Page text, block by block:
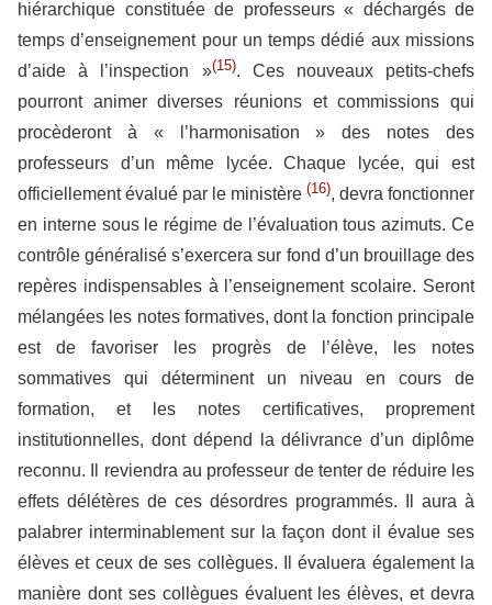
hiérarchique constituée de professeurs « déchargés de
temps d’enseignement pour un temps dédié aux missions
d’aide à l’inspection »(15). Ces nouveaux petits-chefs
pourront animer diverses réunions et commissions qui
procèderont à « l’harmonisation » des notes des
professeurs d’un même lycée. Chaque lycée, qui est
officiellement évalué par le ministère (16), devra fonctionner
en interne sous le régime de l’évaluation tous azimuts. Ce
contrôle généralisé s’exercera sur fond d’un brouillage des
repères indispensables à l’enseignement scolaire. Seront
mélangées les notes formatives, dont la fonction principale
est de favoriser les progrès de l’élève, les notes
sommatives qui déterminent un niveau en cours de
formation, et les notes certificatives, proprement
institutionnelles, dont dépend la délivrance d’un diplôme
reconnu. Il reviendra au professeur de tenter de réduire les
effets délétères de ces désordres programmés. Il aura à
palabrer interminablement sur la façon dont il évalue ses
élèves et ceux de ses collègues. Il évaluera également la
manière dont ses collègues évaluent les élèves, et devra